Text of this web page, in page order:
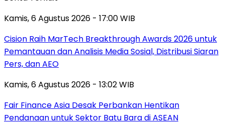
Kamis, 6 Agustus 2026 - 17:00 WIB
Cision Raih MarTech Breakthrough Awards 2026 untuk
Pemantauan dan Analisis Media Sosial, Distribusi Siaran
Pers, dan AEO
Kamis, 6 Agustus 2026 - 13:02 WIB
Fair Finance Asia Desak Perbankan Hentikan
Pendanaan untuk Sektor Batu Bara di ASEAN